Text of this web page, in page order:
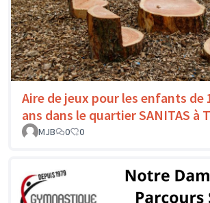
Aire de jeux pour les enfants de
ans dans le quartier SANITAS à
MJB
0 0